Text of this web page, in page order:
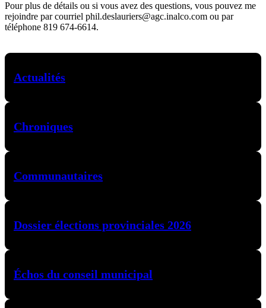
Pour plus de détails ou si vous avez des questions, vous pouvez me
rejoindre par courriel phil.deslauriers@agc.inalco.com ou par
téléphone 819 674-6614.
Actualités
Chroniques
Communautaires
Dossier élections provinciales 2026
Échos du conseil municipal